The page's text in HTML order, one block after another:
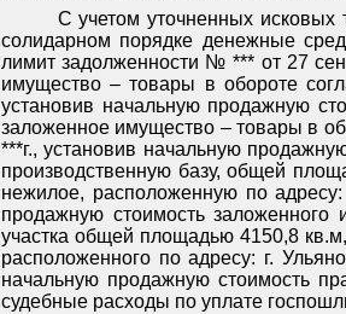
С учетом уточненных
солидарном порядке денежные
лимит задолженности № *** от 27
имущество – товары в обороте
установив начальную продажную
заложенное имущество – товары в
***г., установив начальную
производственную базу, общей
нежилое, расположенную по
продажную стоимость
участка общей площадью 4150,8
расположенного по адресу: г.
начальную продажную стоимость
судебные расходы по уплате